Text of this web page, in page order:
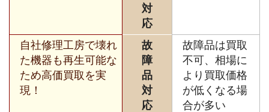
対
応
自社修理工房で壊れ
た機器も再生可能な
ため高価買取を実
現！
故
障
品
対
応
故障品は買取
不可、相場に
より買取価格
が低くなる場
合が多い